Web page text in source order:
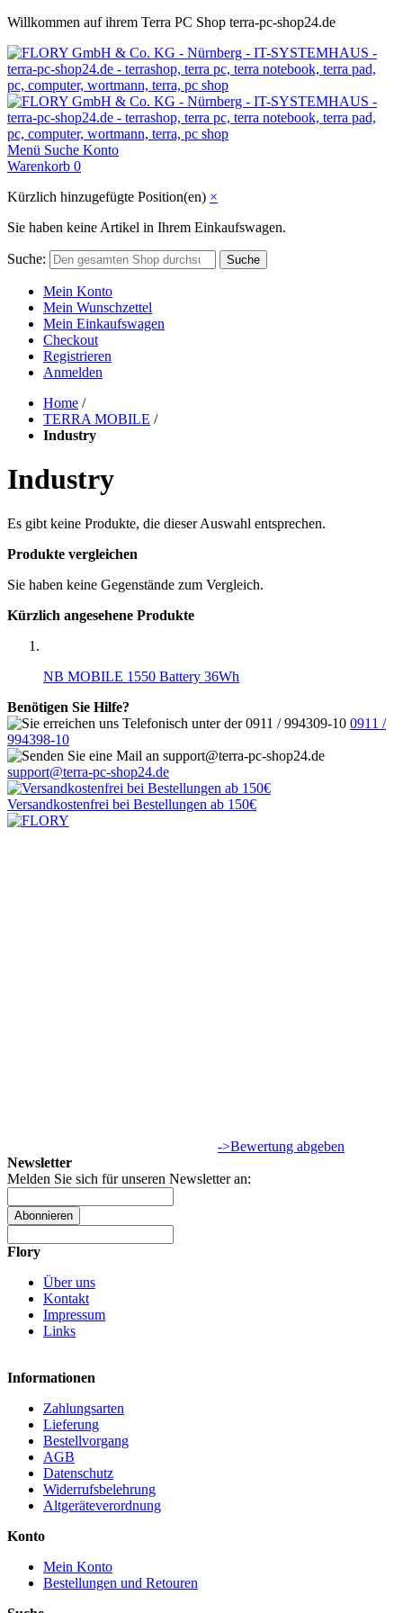
Willkommen auf ihrem Terra PC Shop terra-pc-shop24.de
Menü Suche Konto
Warenkorb 0
Kürzlich hinzugefügte Position(en) ×
Sie haben keine Artikel in Ihrem Einkaufswagen.
Suche: Suche
Mein Konto
Mein Wunschzettel
Mein Einkaufswagen
Checkout
Registrieren
Anmelden
Home /
TERRA MOBILE /
Industry
Industry
Es gibt keine Produkte, die dieser Auswahl entsprechen.
Produkte vergleichen
Sie haben keine Gegenstände zum Vergleich.
Kürzlich angesehene Produkte
NB MOBILE 1550 Battery 36Wh
Benötigen Sie Hilfe?
0911 /
994398-10
support@terra-pc-shop24.de
Versandkostenfrei bei Bestellungen ab 150€
->Bewertung abgeben
Newsletter
Melden Sie sich für unseren Newsletter an:
Abonnieren
Flory
Über uns
Kontakt
Impressum
Links
Informationen
Zahlungsarten
Lieferung
Bestellvorgang
AGB
Datenschutz
Widerrufsbelehrung
Altgeräteverordnung
Konto
Mein Konto
Bestellungen und Retouren